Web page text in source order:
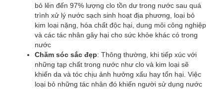
bỏ lên đến 97% lượng clo tồn dư trong nước sau quá
trình xử lý nước sạch sinh hoạt địa phương, loại bỏ
kim loại nặng, hóa chất độc hại, dung môi công nghiệp
và các tác nhân gây hại cho sức khỏe khác có trong
nước
Chăm sóc sắc đẹp: Thông thường, khi tiếp xúc với
những tạp chất trong nước như clo và kim loại sẽ
khiến da và tóc chịu ảnh hưởng xấu hay tổn hại. Việc
loại bỏ những tác nhân đó khiến người sử dụng nước